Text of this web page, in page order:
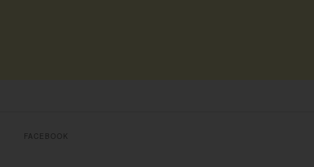
FACEBOOK